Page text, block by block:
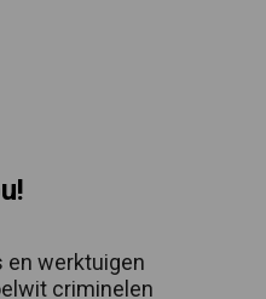
en werktuigen
criminelen